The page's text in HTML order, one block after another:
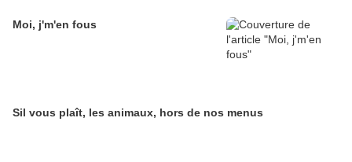
Moi, j'm'en fous
Sil vous plaît, les animaux, hors de nos menus